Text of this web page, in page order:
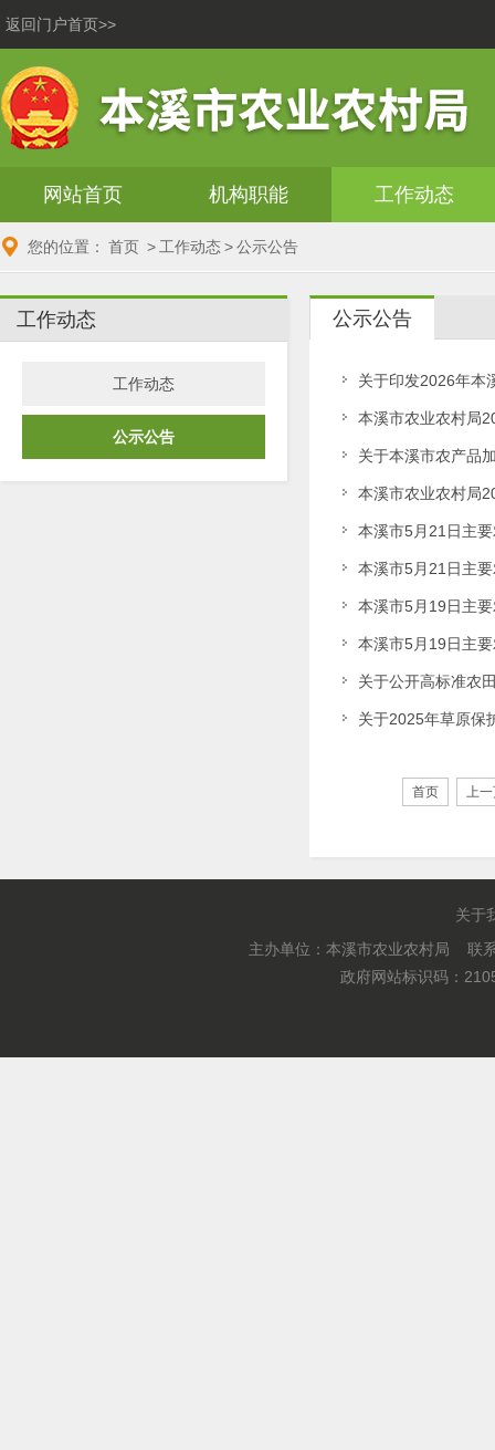
返回门户首页>>
网站首页 机构职能 工作动态
您的位置： 首页 > 工作动态>公示公告
工作动态
工作动态
公示公告
公示公告
关于印发2026年本
本溪市农业农村局
关于本溪市农产品
本溪市农业农村局
本溪市5月21日主
本溪市5月21日主
本溪市5月19日主
本溪市5月19日主
关于公开高标准农
关于2025年草原保
首页 上一
关于
主办单位：本溪市农业农村局 联
政府网站标识码：